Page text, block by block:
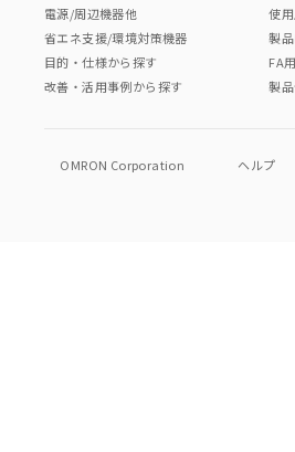
電源/周辺機器他
省エネ支援/環境対策機器
目的・仕様から探す
改善・活用事例から探す
使
製
FA
製
OMRON Corporation ヘルプ